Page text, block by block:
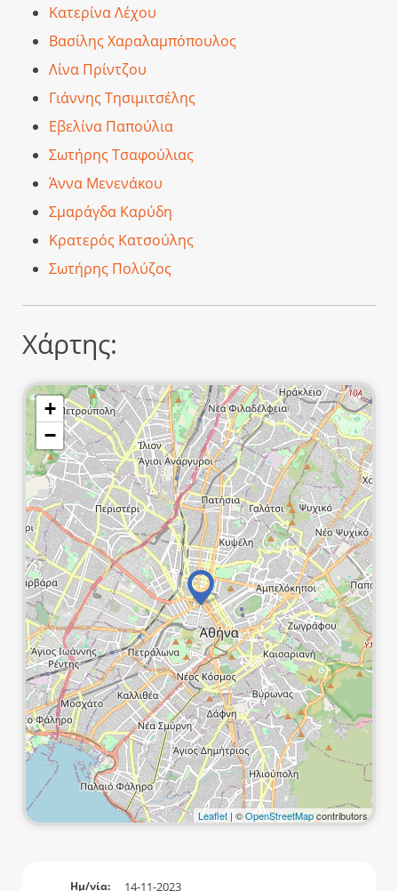
Κατερίνα Λέχου
Βασίλης Χαραλαμπόπουλος
Λίνα Πρίντζου
Γιάννης Τησιμιτσέλης
Εβελίνα Παπούλια
Σωτήρης Τσαφούλιας
Άννα Μενενάκου
Σμαράγδα Καρύδη
Κρατερός Κατσούλης
Σωτήρης Πολύζος
Χάρτης:
+
−
Leaflet| ©OpenStreetMapcontributors
Ημ/νία: 14-11-2023